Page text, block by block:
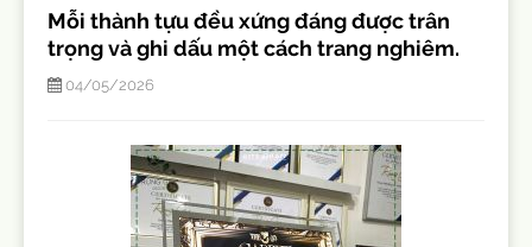
Mỗi thành tựu đều xứng đáng được trân
trọng và ghi dấu một cách trang nghiêm.
04/05/2026